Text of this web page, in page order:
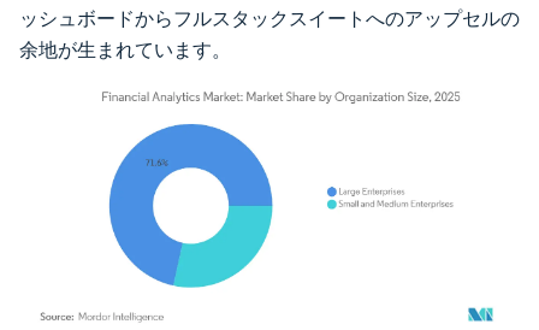
ッシュボードからフルスタックスイートへのアップセルの
余地が生まれています。